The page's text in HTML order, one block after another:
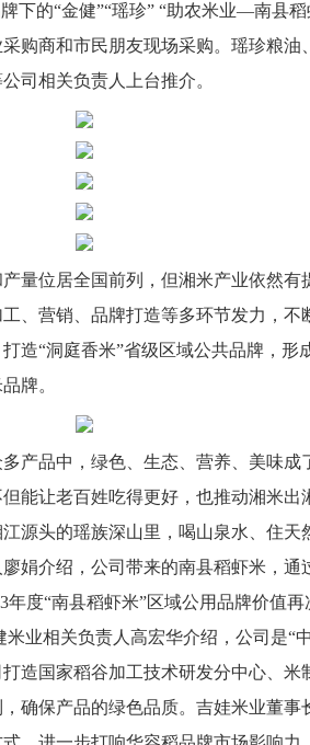
下的“金健”“瑶珍” “助农米业—南县稻
购商和市民朋友现场采购。瑶珍粮油
司相关负责人上台推介。
量位居全国前列，但湘米产业依然有
、营销、品牌打造等多环节发力，不
造“洞庭香米”省级区域公共品牌，形
牌。
产品中，绿色、生态、营养、美味成
能让老百姓吃得更好，也推动湘米出
源头的瑶族深山里，喝山泉水、住天
娟介绍，公司带来的南县稻虾米，通
年度“南县稻虾米”区域公用品牌价值再
业相关负责人高宏华介绍，公司是“
造国家稻谷加工技术研发分中心、米
确保产品的绿色品质。吉娃米业董事